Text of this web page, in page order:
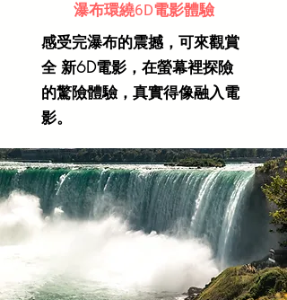
瀑布環繞6D電影體驗
感受完瀑布的震撼，可來觀賞
全 新6D電影，在螢幕裡探險
的驚險體驗，真實得像融入電
影。